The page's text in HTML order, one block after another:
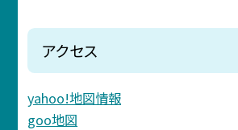
アクセス
yahoo!地図情報
goo地図